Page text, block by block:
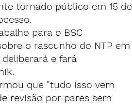
tornado público em 15 de
para o BSC
o rascunho do NTP em
e fará
que "tudo isso vem
revisão por pares sem